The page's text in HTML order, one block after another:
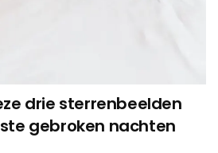
drie sterrenbeelden
gebroken nachten